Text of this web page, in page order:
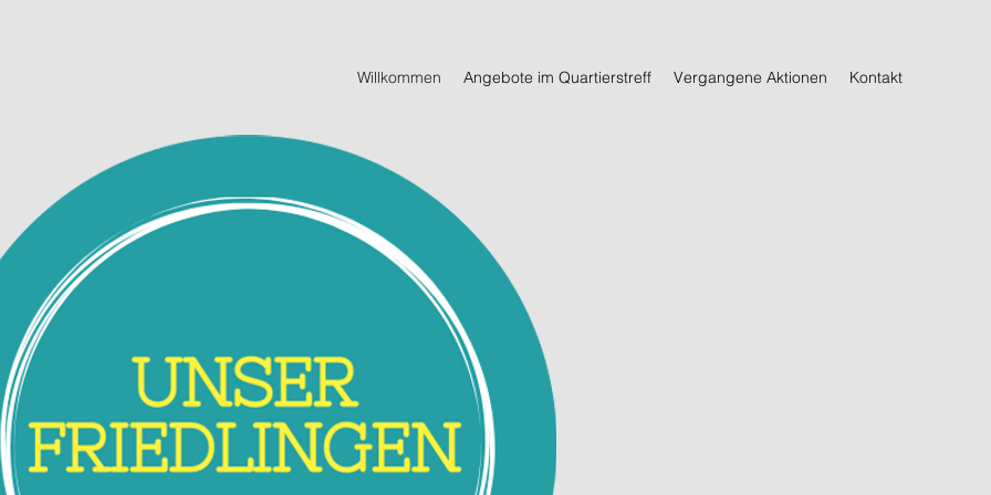
Willkommen Angebote im Quartierstreff Vergangene Aktionen Kontakt